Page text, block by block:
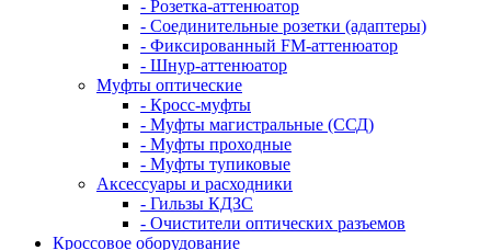
- Розетка-аттенюатор
- Соединительные розетки (адаптеры)
- Фиксированный FM-аттенюатор
- Шнур-аттенюатор
Муфты оптические
- Кросс-муфты
- Муфты магистральные (ССД)
- Муфты проходные
- Муфты тупиковые
Аксессуары и расходники
- Гильзы КДЗС
- Очистители оптических разъемов
Кроссовое оборудование